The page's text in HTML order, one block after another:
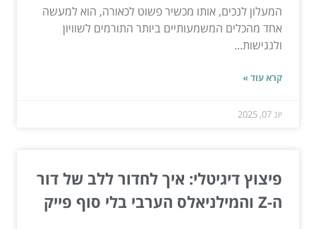
המעלון לנכים, אותו מכשיר פשוט לכאורה, הוא למעשה
אחד מהכלים המשמעותיים ביותר התורמים לשוויון
ולנגישות...
קרא עוד »
יונ 07, 2025
פיצוץ דיגיטלי: איך לחדור ללב של דור
ה-Z והמילניאלס הערבי בלי סוף פייק